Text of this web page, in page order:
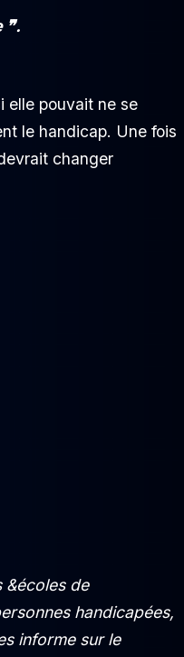
❞.
elle pouvait ne se
le handicap. Une fois
changer
&écoles de
handicapées,
informe sur le